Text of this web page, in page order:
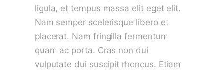
ligula, et tempus massa elit eget elit.
Nam semper scelerisque libero et
placerat. Nam fringilla fermentum
quam ac porta. Cras non dui
vulputate dui suscipit rhoncus. Etiam